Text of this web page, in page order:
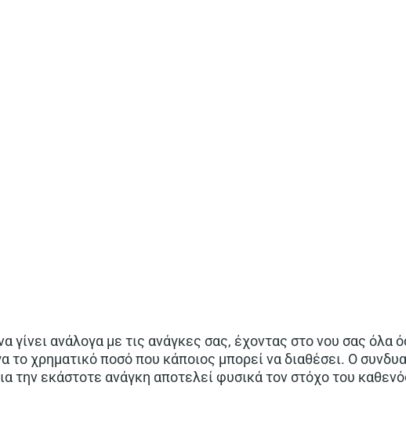
γίνει ανάλογα με τις ανάγκες σας, έχοντας στο νου σας όλα
το χρηματικό ποσό που κάποιος μπορεί να διαθέσει. Ο
την εκάστοτε ανάγκη αποτελεί φυσικά τον στόχο του